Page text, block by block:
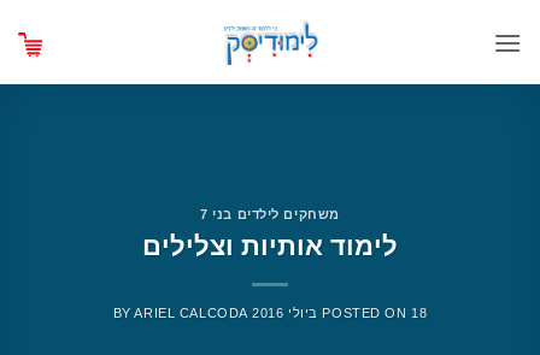
משחקים לילדים בני 7
לימוד אותיות וצלילים
POSTED ON 18 ביולי 2016 BYARIEL CALCODA